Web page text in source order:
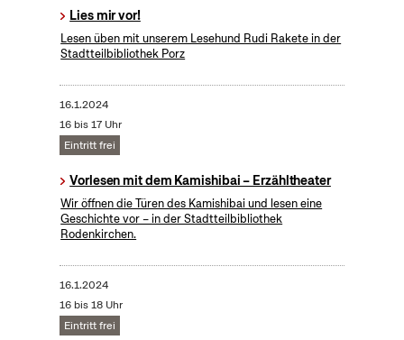
Lies mir vor!
Lesen üben mit unserem Lesehund Rudi Rakete in der
Stadtteilbibliothek Porz
16.1.2024
16 bis 17 Uhr
Eintritt frei
Vorlesen mit dem Kamishibai – Erzähltheater
Wir öffnen die Türen des Kamishibai und lesen eine
Geschichte vor – in der Stadtteilbibliothek
Rodenkirchen.
16.1.2024
16 bis 18 Uhr
Eintritt frei